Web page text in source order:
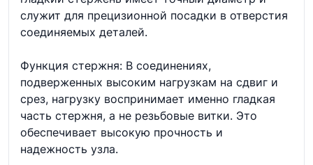
служит для прецизионной посадки в отверстия
соединяемых деталей.
Функция стержня: В соединениях,
подверженных высоким нагрузкам на сдвиг и
срез, нагрузку воспринимает именно гладкая
часть стержня, а не резьбовые витки. Это
обеспечивает высокую прочность и
надежность узла.